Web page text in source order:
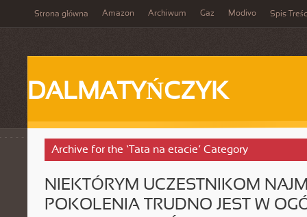
Strona główna Amazon Archiwum Gaz Modivo Spis
DALMATYŃCZYK
Archive for the ‘Tata na etacie’ Category
NIEKTÓRYM UCZESTNIKOM
POKOLENIA TRUDNO JEST W